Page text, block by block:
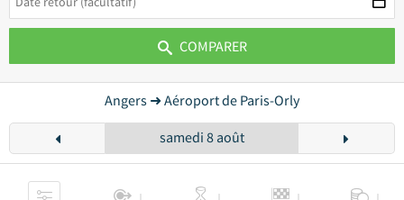
COMPARER
Angers ➜ Aéroport de Paris-Orly
samedi 8 août